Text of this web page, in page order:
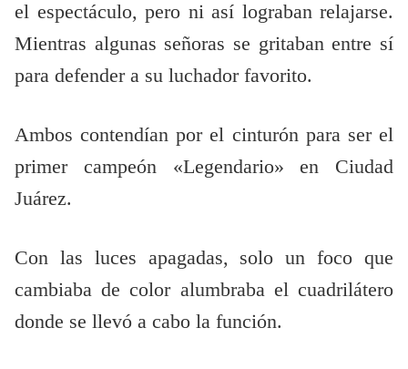
el espectáculo, pero ni así lograban relajarse.
Mientras algunas señoras se gritaban entre sí
para defender a su luchador favorito.
Ambos contendían por el cinturón para ser el
primer campeón «Legendario» en Ciudad
Juárez.
Con las luces apagadas, solo un foco que
cambiaba de color alumbraba el cuadrilátero
donde se llevó a cabo la función.